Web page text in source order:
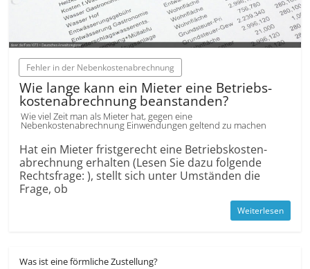
Fehler in der Nebenkostenabrechnung
Wie lange kann ein Mieter eine Betriebs­
kosten­abrechnung beanstanden?
Wie viel Zeit man als Mieter hat, gegen eine
Nebenkostenabrechnung Einwendungen geltend zu machen
Hat ein Mieter frist­gerecht eine Betriebs­kosten­
abrechnung erhalten (Lesen Sie dazu folgende
Rechtsfrage: ), stellt sich unter Umständen die
Frage, ob
Weiterlesen
Was ist eine förmliche Zustellung?